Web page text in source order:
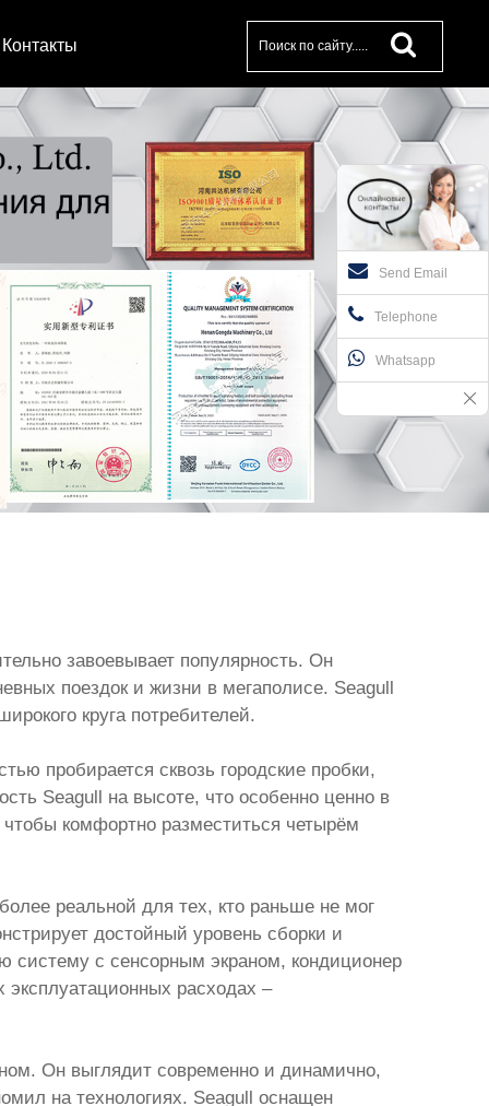
Контакты
завоевывает популярность. Он
поездок и жизни в мегаполисе. Seagull
круга потребителей.
пробирается сквозь городские пробки,
Seagull на высоте, что особенно ценно в
комфортно разместиться четырём
реальной для тех, кто раньше не мог
достойный уровень сборки и
с сенсорным экраном, кондиционер
эксплуатационных расходах –
Он выглядит современно и динамично,
на технологиях. Seagull оснащен
Send Email
Telephone
Whatsapp